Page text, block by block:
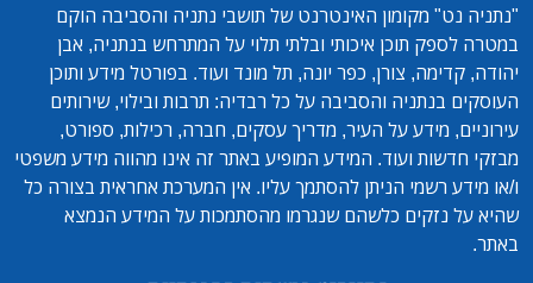
"נתניה נט" מקומון האינטרנט של תושבי נתניה והסביבה הוקם
במטרה לספק תוכן איכותי ובלתי תלוי על המתרחש בנתניה, אבן
יהודה, קדימה, צורן, כפר יונה, תל מונד ועוד. בפורטל מידע ותוכן
העוסקים בנתניה והסביבה על כל רבדיה: תרבות ובילוי, שירותים
עירוניים, מידע על העיר, מדריך עסקים, חברה, רכילות, ספורט,
מבזקי חדשות ועוד. המידע המופיע באתר זה אינו מהווה מידע משפטי
ו/או מידע רשמי הניתן להסתמך עליו. אין המערכת אחראית בצורה כל
שהיא על נזקים כלשהם שנגרמו מהסתמכות על המידע הנמצא
באתר.